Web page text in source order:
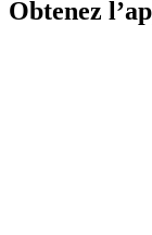
Obtenez